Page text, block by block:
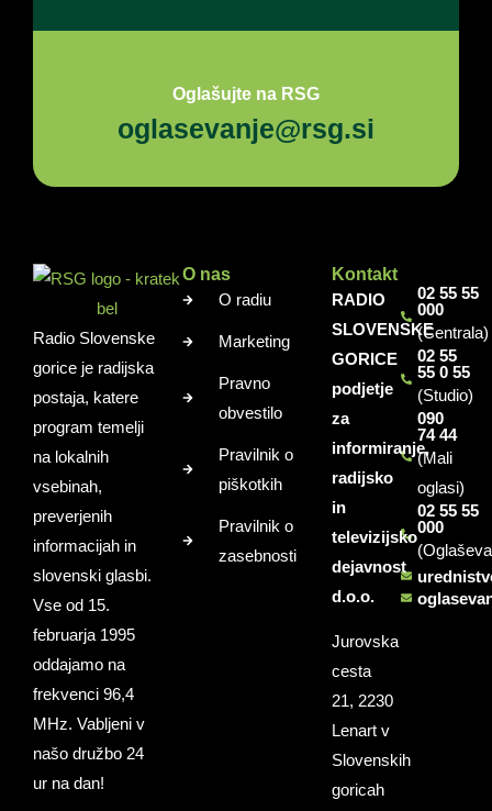
Oglašujte na RSG
oglasevanje@rsg.si
Radio Slovenske
gorice je radijska
postaja, katere
program temelji
na lokalnih
vsebinah,
preverjenih
informacijah in
slovenski glasbi.
Vse od 15.
februarja 1995
oddajamo na
frekvenci 96,4
MHz. Vabljeni v
našo družbo 24
ur na dan!
O nas
O radiu
Marketing
Pravno
obvestilo
Pravilnik o
piškotkih
Pravilnik o
zasebnosti
Kontakt
RADIO
SLOVENSKE
GORICE
podjetje
za
informiranje,
radijsko
in
televizijsko
dejavnost
d.o.o.
Jurovska
cesta
21, 2230
Lenart v
Slovenskih
goricah
02 55 55
000
(Centrala)
02 55
55 0 55
(Studio)
090
74 44
(Mali
oglasi)
02 55 55
000